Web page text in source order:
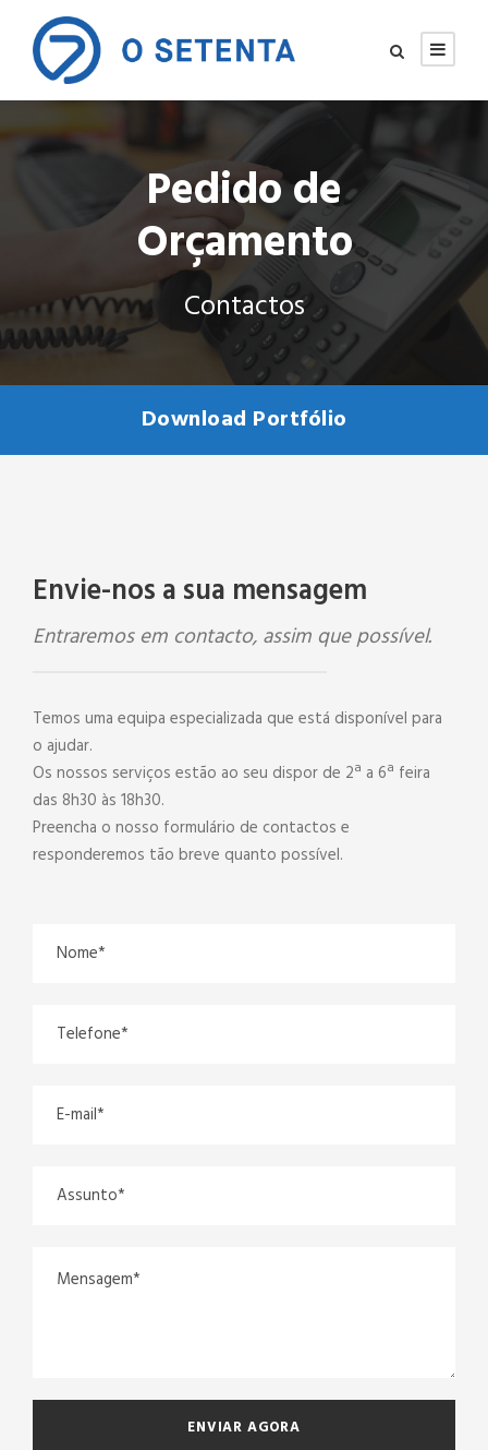
Pedido de
Orçamento
Contactos
Download Portfólio
Envie-nos a sua mensagem
Entraremos em contacto, assim que possível.
Temos uma equipa especializada que está disponível para
o ajudar.
Os nossos serviços estão ao seu dispor de 2ª a 6ª feira
das 8h30 às 18h30.
Preencha o nosso formulário de contactos e
responderemos tão breve quanto possível.